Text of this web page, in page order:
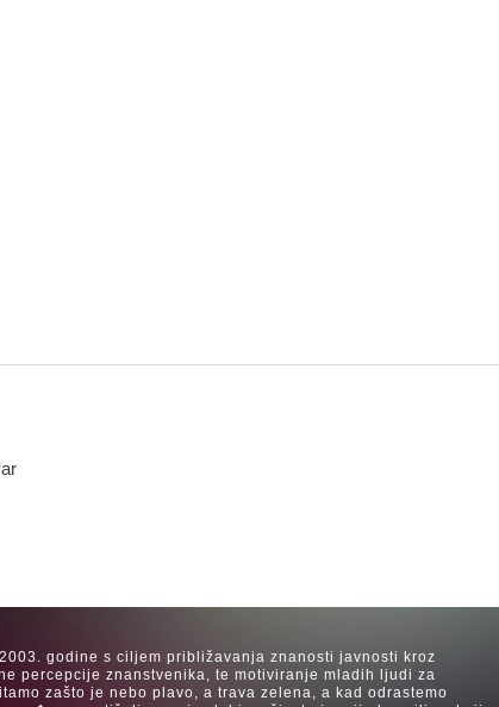
godine s ciljem približavanja znanosti javnosti kroz
percepcije znanstvenika, te motiviranje mladih ljudi za
zašto je nebo plavo, a trava zelena, a kad odrastemo